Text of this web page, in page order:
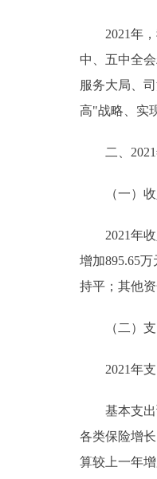
2021年，
中、五中全
服务大局、
高"战略、实
二、2021
（一）收
2021年收入
增加895.65
持平；其他
（二）支
2021年支出
基本支出预
各类保险增
算较上一年